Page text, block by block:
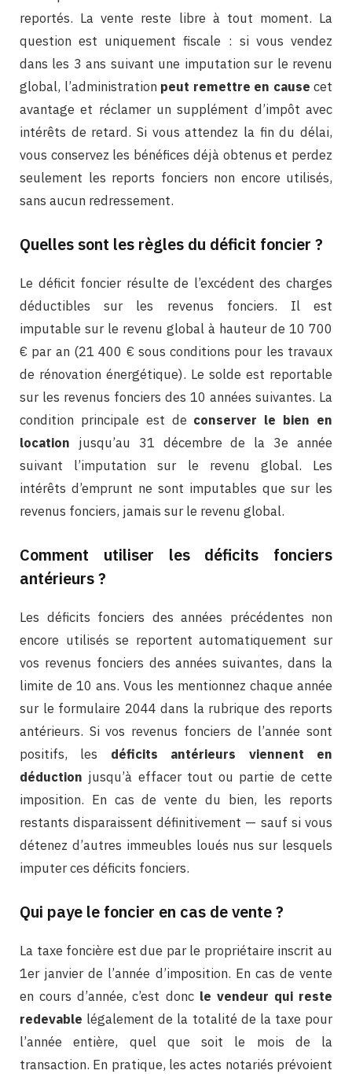
reportés. La vente reste libre à tout moment. La
question est uniquement fiscale : si vous vendez
dans les 3 ans suivant une imputation sur le revenu
global, l’administration peut remettre en cause cet
avantage et réclamer un supplément d’impôt avec
intérêts de retard. Si vous attendez la fin du délai,
vous conservez les bénéfices déjà obtenus et perdez
seulement les reports fonciers non encore utilisés,
sans aucun redressement.
Quelles sont les règles du déficit foncier ?
Le déficit foncier résulte de l’excédent des charges
déductibles sur les revenus fonciers. Il est
imputable sur le revenu global à hauteur de 10 700
€ par an (21 400 € sous conditions pour les travaux
de rénovation énergétique). Le solde est reportable
sur les revenus fonciers des 10 années suivantes. La
condition principale est de conserver le bien en
location jusqu’au 31 décembre de la 3e année
suivant l’imputation sur le revenu global. Les
intérêts d’emprunt ne sont imputables que sur les
revenus fonciers, jamais sur le revenu global.
Comment utiliser les déficits fonciers
antérieurs ?
Les déficits fonciers des années précédentes non
encore utilisés se reportent automatiquement sur
vos revenus fonciers des années suivantes, dans la
limite de 10 ans. Vous les mentionnez chaque année
sur le formulaire 2044 dans la rubrique des reports
antérieurs. Si vos revenus fonciers de l’année sont
positifs, les déficits antérieurs viennent en
déduction jusqu’à effacer tout ou partie de cette
imposition. En cas de vente du bien, les reports
restants disparaissent définitivement — sauf si vous
détenez d’autres immeubles loués nus sur lesquels
imputer ces déficits fonciers.
Qui paye le foncier en cas de vente ?
La taxe foncière est due par le propriétaire inscrit au
1er janvier de l’année d’imposition. En cas de vente
en cours d’année, c’est donc le vendeur qui reste
redevable légalement de la totalité de la taxe pour
l’année entière, quel que soit le mois de la
transaction. En pratique, les actes notariés prévoient